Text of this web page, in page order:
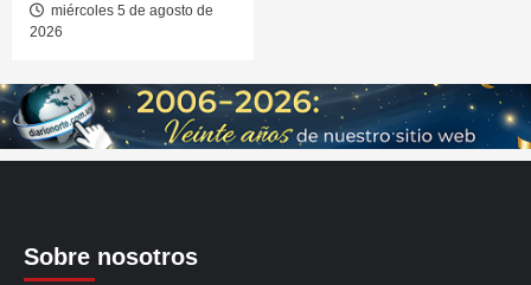
miércoles 5 de agosto de
2026
Sobre nosotros